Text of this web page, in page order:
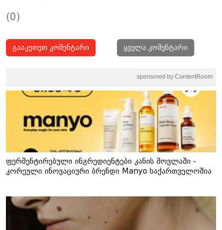
(0)
გააკეთეთ კომენტარი ყველა კომენტარი
sponsored by ContentRoom
ფერმენტირებული ინგრედიენტები კანის მოვლაში -
კორეული ინოვაციური ბრენდი Manyo საქართველოშია